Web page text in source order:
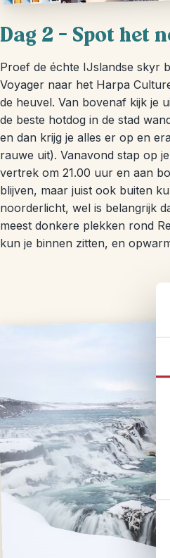
Dag 2 – Spot het
Proef de échte IJslandse skyr
Voyager naar het Harpa
de heuvel. Van bovenaf kijk je
de beste hotdog in de stad
en dan krijg je alles er op en
rauwe uit). Vanavond stap op
vertrek om 21.00 uur en aan
blijven, maar juist ook buiten
noorderlicht, wel is belangrijk
meest donkere plekken rond
kun je binnen zitten, en